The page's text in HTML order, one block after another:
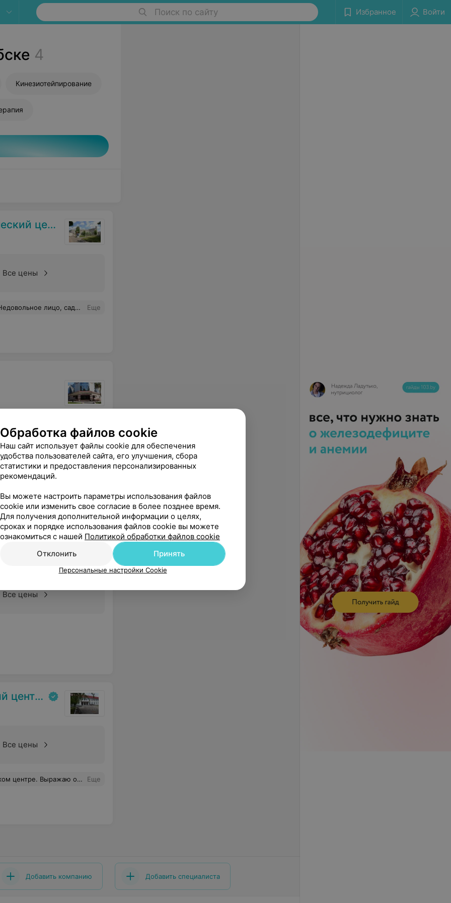
Поиск по сайту Избранное Войти
4
Кинезиотейпирование
центр
Все цены
2 раза, очень неприятное впечатление осталось. Еще
Все цены
Вам,Светлана Владимировна!!!
№1
Все цены
других государств
Все цены
к больным. Огромное вам, спасибо, за ваш нелёгкий труд и добрые сердца. Миоры. Еще
Добавить компанию Добавить специалиста
Обработка файлов cookie
Наш сайт использует файлы cookie для обеспечения
удобства пользователей сайта, его улучшения, сбора
статистики и предоставления персонализированных
рекомендаций.
Вы можете настроить параметры использования файлов
cookie или изменить свое согласие в более позднее время.
Для получения дополнительной информации о целях,
сроках и порядке использования файлов cookie вы можете
ознакомиться с нашей Политикой обработки файлов cookie
Отклонить
Принять
Персональные настройки Cookie